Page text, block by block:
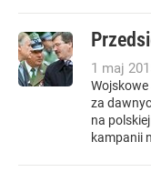
1 maj
Wojskowe
za
na
kampanii